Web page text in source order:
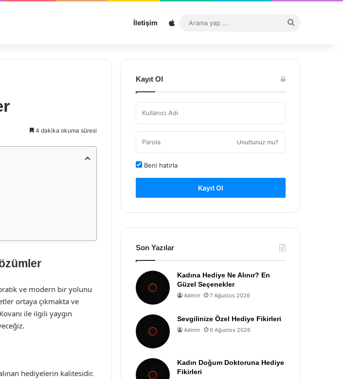
İletişim Sitemap
...
4 dakika okuma süresi
ve modern bir yolunu
ortaya çıkmakta ve
ile ilgili yaygın
hediyelerin kalitesidir.
Kayıt Ol
Unuttunuz mu?
Beni hatırla
Kayıt Ol
Son Yazılar
Kadına Hediye Ne Alınır? En
Güzel Seçenekler
Admin 7 Ağustos 2026
Sevgilinize Özel Hediye Fikirleri
Admin 6 Ağustos 2026
Kadın Doğum Doktoruna Hediye
Fikirleri